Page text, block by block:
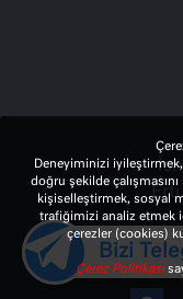
Deneyiminizi
doğru şekilde
kişiselleştirmek, sosyal
trafiğimizi analiz etmek
çerezler (cookies)
Çerez Politikası
Bizi